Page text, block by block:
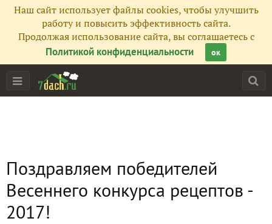
Наш сайт использует файлы cookies, чтобы улучшить
работу и повысить эффективность сайта.
Продолжая использование сайта, вы соглашаетесь с
Политикой конфиденциальности
ок
Поздравляем победителей
Весеннего конкурса рецептов -
2017!